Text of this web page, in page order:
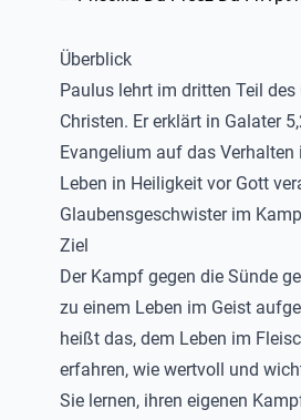
Überblick
Paulus lehrt im dritten Teil
Christen. Er erklärt in Galater
Evangelium auf das
Leben in Heiligkeit vor Gott
Glaubensgeschwister im
Ziel
Der Kampf gegen die Sünde
zu einem Leben im Geist
heißt das, dem Leben im
erfahren, wie wertvoll und
Sie lernen, ihren eigenen